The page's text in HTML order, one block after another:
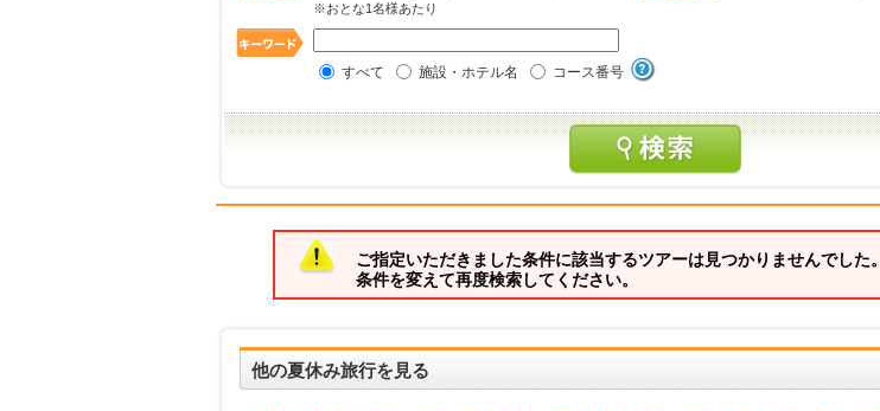
※おとな1名様あたり
すべて 施設・ホテル名 コース番号
ご指定いただきました条件に該当するツアーは見つかりませんでした。
条件を変えて再度検索してください。
他の夏休み旅行を見る